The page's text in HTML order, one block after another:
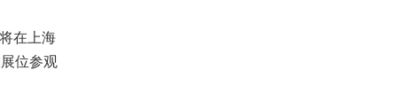
将在上海
位参观